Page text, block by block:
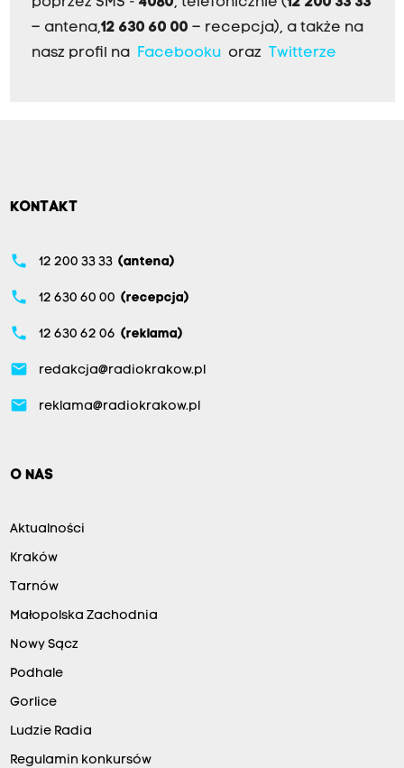
– antena,12 630 60 00 – recepcja), a także na
nasz profil na
Facebookuoraz Twitterze
KONTAKT
phone 12 200 33 33 (antena)
phone 12 630 60 00 (recepcja)
phone 12 630 62 06 (reklama)
email redakcja@radiokrakow.pl
email reklama@radiokrakow.pl
O NAS
Aktualności
Kraków
Tarnów
Małopolska Zachodnia
Nowy Sącz
Podhale
Gorlice
Ludzie Radia
Regulamin konkursów